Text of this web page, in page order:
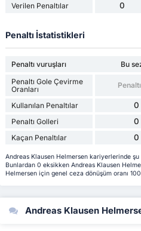
Verilen Penaltılar 0
Penaltı İstatistikleri
Penaltı vuruşları Bu
Penaltı Gole Çevirme
Oranları
Kullanılan Penaltılar 0
Penaltı Golleri 0
Kaçan Penaltılar 0
Andreas Klausen Helmersen kariyerlerinde şu
Bunlardan 0 eksikken Andreas Klausen
Helmersen için genel ceza dönüşüm oranı
Andreas Klausen